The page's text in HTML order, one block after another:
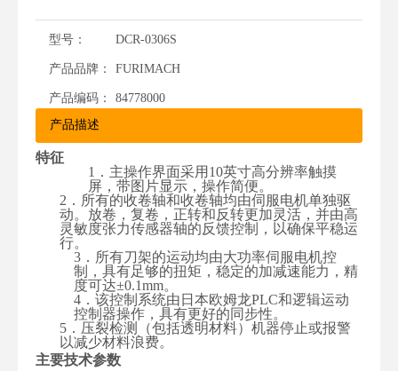
型号： DCR-0306S
产品品牌： FURIMACH
产品编码：
84778000
产品描述
特征
1 ． 主操作界面采用10英寸高分辨率触摸
屏，带图片显示，操作简便。
2 ． 所有的收卷轴和收卷轴均由伺服电机单独驱
动。放卷，复卷，正转和反转更加灵活，并由高
灵敏度张力传感器轴的反馈控制，以确保平稳运
行。
3 ． 所有刀架的运动均由大功率伺服电机控
制，具有足够的扭矩，稳定的加减速能力，精
度可达±0.1mm。
4 ． 该控制系统由日本欧姆龙PLC和逻辑运动
控制器操作，具有更好的同步性。
5 ． 压裂检测（包括透明材料）机器停止或报警
以减少材料浪费。
主要技术参数